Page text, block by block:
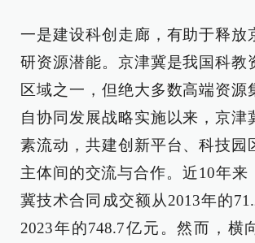
一是建设科创走廊，有助于释放
研资源潜能。京津冀是我国科教
区域之一，但绝大多数高端资源
自协同发展战略实施以来，京津
素流动，共建创新平台、科技园
主体间的交流与合作。近10年来
冀技术合同成交额从2013年的
2023年的748.7亿元。然而，横